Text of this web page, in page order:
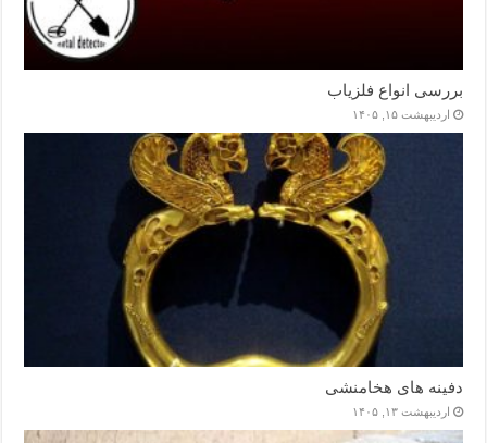
بررسی انواع فلزیاب
اردیبهشت ۱۵, ۱۴۰۵
دفینه های هخامنشی
اردیبهشت ۱۳, ۱۴۰۵